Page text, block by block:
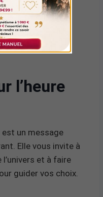
également
réaliser vos
l’heure
est un message
Elle vous invite à
et à faire
guider vos choix.